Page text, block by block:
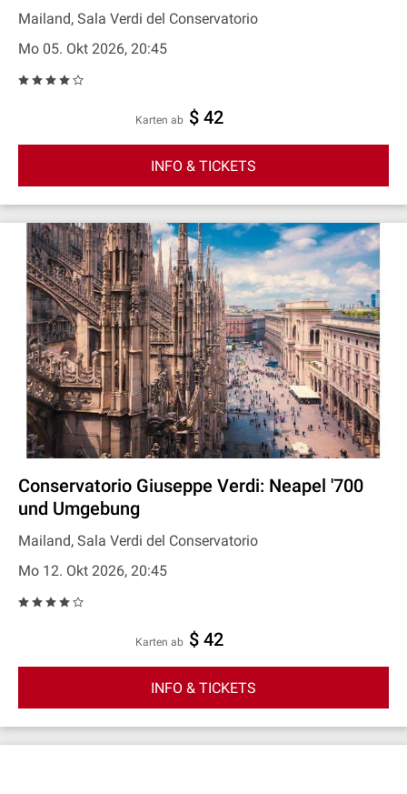
Mailand, Sala Verdi del Conservatorio
Mo 05. Okt 2026, 20:45
Karten ab $ 42
INFO & TICKETS
Conservatorio Giuseppe Verdi: Neapel '700
und Umgebung
Mailand, Sala Verdi del Conservatorio
Mo 12. Okt 2026, 20:45
Karten ab $ 42
INFO & TICKETS